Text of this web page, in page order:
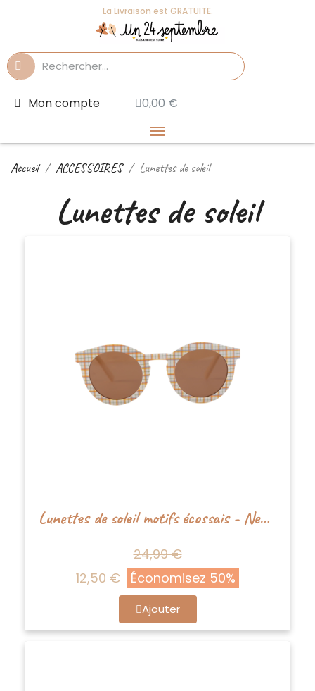
La Livraison est GRATUITE.
Mon compte 0,00 €
Accueil ACCESSOIRES Lunettes de soleil
Lunettes de soleil
Lunettes de soleil motifs écossais - Nenina&Co
24,99 €
12,50 €
Économisez 50%
Ajouter